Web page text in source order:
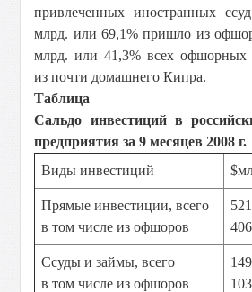
привлеченных иностранных
млрд. или 69,1% пришло из
млрд. или 41,3% всех офшорных
из почти домашнего Кипра.
Таблица
Сальдо инвестиций в
предприятия за 9 месяцев 2008 г.
Виды инвестиций
Прямые инвестиции, всего
в том числе из офшоров
Ссуды и займы, всего
в том числе из офшоров